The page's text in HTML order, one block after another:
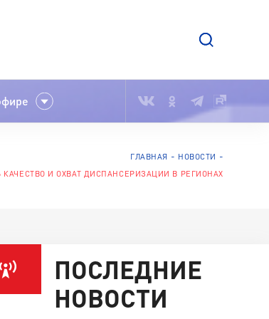
ГЛАВНАЯ
НОВОСТИ
И ОХВАТ ДИСПАНСЕРИЗАЦИИ В РЕГИОНАХ
ПОСЛЕДНИЕ
НОВОСТИ